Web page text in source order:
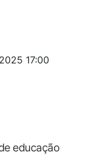
17:00
educação